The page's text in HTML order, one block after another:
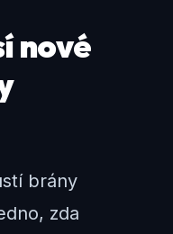
nové
brány
zda